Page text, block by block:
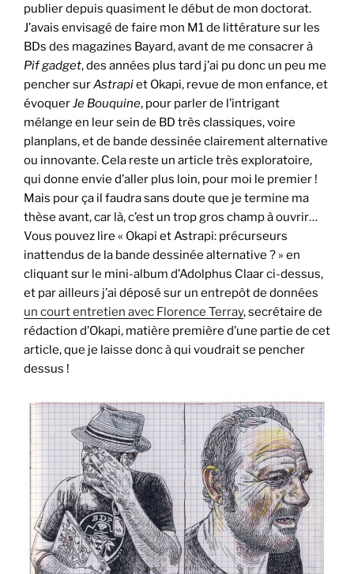
publier depuis quasiment le début de mon doctorat.
J’avais envisagé de faire mon M1 de littérature sur les
BDs des magazines Bayard, avant de me consacrer à
Pif gadget, des années plus tard j’ai pu donc un peu me
pencher surAstrapiet Okapi, revue de mon enfance, et
évoquerJe Bouquine, pour parler de l’intrigant
mélange en leur sein de BD très classiques, voire
planplans, et de bande dessinée clairement alternative
ou innovante. Cela reste un article très exploratoire,
qui donne envie d’aller plus loin, pour moi le premier !
Mais pour ça il faudra sans doute que je termine ma
thèse avant, car là, c’est un trop gros champ à ouvrir…
Vous pouvez lire « Okapi et Astrapi: précurseurs
inattendus de la bande dessinée alternative ? » en
cliquant sur le mini-album d’Adolphus Claar ci-dessus,
et par ailleurs j’ai déposé sur un entrepôt de données
un court entretien avec Florence Terray, secrétaire de
rédaction d’Okapi, matière première d’une partie de cet
article, que je laisse donc à qui voudrait se pencher
dessus !